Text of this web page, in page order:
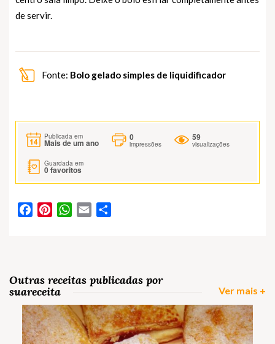
de servir.
Fonte: Bolo gelado simples de liquidificador
Publicada em
Mais de um ano
0
impressões
59
visualizações
Guardada em
0favoritos
FacebookPinterestWhatsApp
Email
Outras receitas publicadas por
suareceita
Ver mais +